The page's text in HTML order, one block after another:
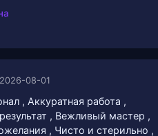
2026-08-01
, Аккуратная работа ,
, Вежливый мастер ,
, Чисто и стерильно ,